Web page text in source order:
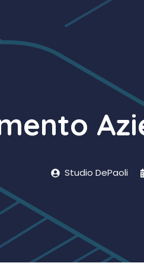
Studio DePaoli